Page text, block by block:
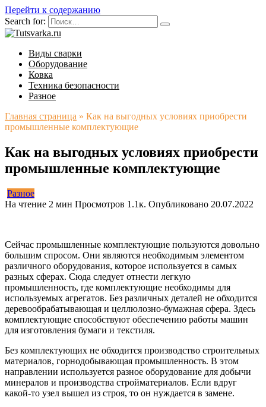
Перейти к содержанию
Search for:
Виды сварки
Оборудование
Ковка
Техника безопасности
Разное
Главная страница » Как на выгодных условиях приобрести
промышленные комплектующие
Как на выгодных условиях приобрести
промышленные комплектующие
Разное
На чтение 2 мин Просмотров 1.1к. Опубликовано 20.07.2022
Сейчас промышленные комплектующие пользуются довольно
большим спросом. Они являются необходимым элементом
различного оборудования, которое используется в самых
разных сферах. Сюда следует отнести легкую
промышленность, где комплектующие необходимы для
используемых агрегатов. Без различных деталей не обходится
деревообрабатывающая и целлюлозно-бумажная сфера. Здесь
комплектующие способствуют обеспечению работы машин
для изготовления бумаги и текстиля.
Без комплектующих не обходится производство строительных
материалов, горнодобывающая промышленность. В этом
направлении используется разное оборудование для добычи
минералов и производства стройматериалов. Если вдруг
какой-то узел вышел из строя, то он нуждается в замене.